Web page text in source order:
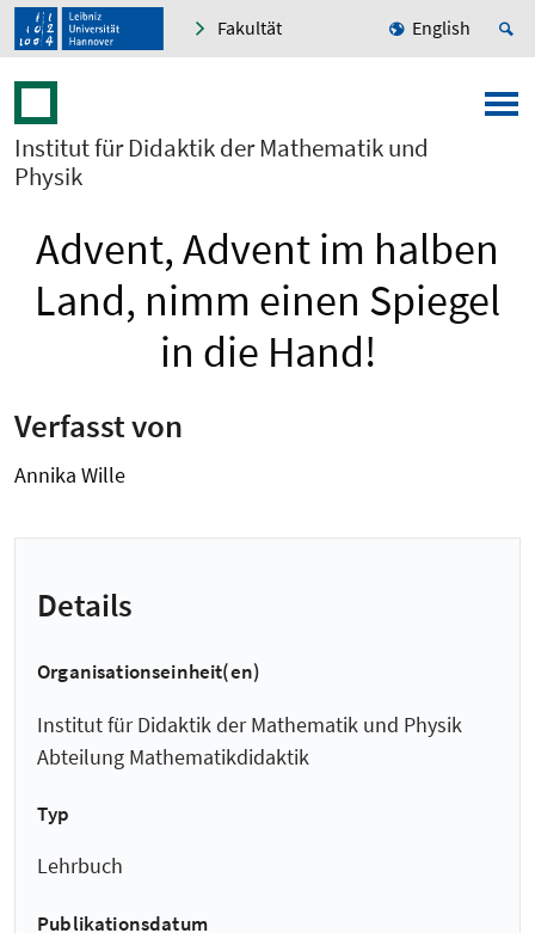
Fakultät English
Institut für Didaktik der Mathematik und
Physik
Advent, Advent im halben
Land, nimm einen Spiegel
in die Hand!
Verfasst von
Annika Wille
Details
Organisationseinheit(en)
Institut für Didaktik der Mathematik und Physik
Abteilung Mathematikdidaktik
Typ
Lehrbuch
Publikationsdatum